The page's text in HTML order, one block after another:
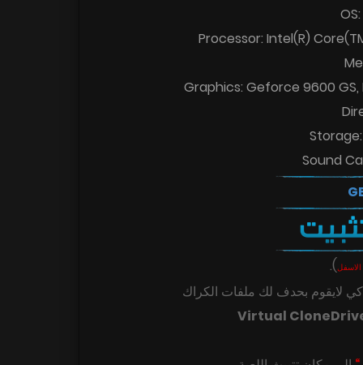
Processor: Intel(R)
Graphics: Geforce 9600 GS,
Sound
)
.
لايقوم بحدف لك ملفات الكراك
Virtual